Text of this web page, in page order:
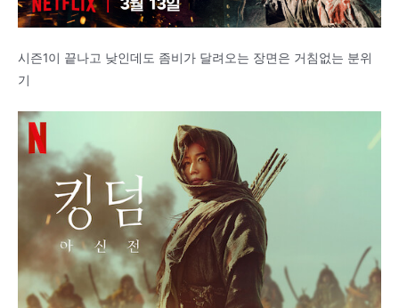
시즌1이 끝나고 낮인데도 좀비가 달려오는 장면은 거침없는 분위
기